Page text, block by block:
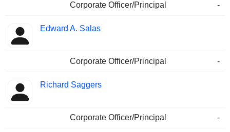
Corporate Officer/Principal -
Edward A. Salas
Corporate Officer/Principal -
Richard Saggers
Corporate Officer/Principal -